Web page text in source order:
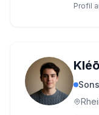
Profil
Kléō